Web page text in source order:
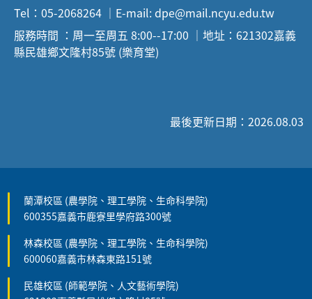
Tel：05-2068264 ｜E-mail: dpe@mail.ncyu.edu.tw
服務時間 ：周一至周五 8:00--17:00 ｜地址：621302嘉義
縣民雄鄉文隆村85號 (樂育堂)
最後更新日期：2026.08.03
蘭潭校區 (農學院、理工學院、生命科學院)
600355嘉義市鹿寮里學府路300號
林森校區 (農學院、理工學院、生命科學院)
600060嘉義市林森東路151號
民雄校區 (師範學院、人文藝術學院)